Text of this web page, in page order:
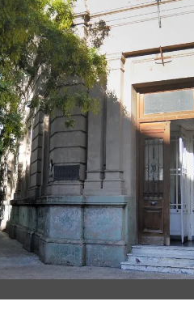
Federal A
Aplausos
Cines
Economía y
Con el campo
Espacio
Sociedad
Tecnología
Turismo
Salud
Es viral